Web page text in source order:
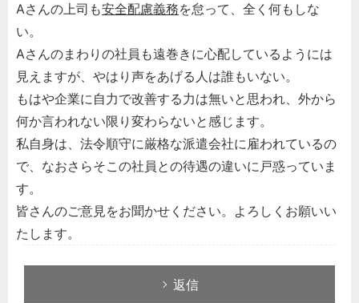
Aさんの上司も安全配慮義務を怠って、全く何もしな
い。
Aさんのまわりの社員も遠巻きに心配しているようには
見えますが、やはり声をあげる人は誰もいない。
もはや企業に自力で改善する力は無いと思われ、外から
何か言われない限り変わらないと感じます。
私自身は、法令順守に厳格な派遣会社に雇われているの
で、なおさらそこの社員との待遇の違いに戸惑っていま
す。
皆さんのご意見をお聞かせください。よろしくお願いい
たします。
返信